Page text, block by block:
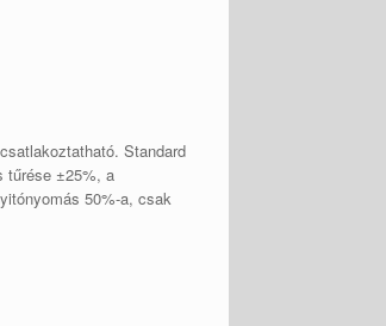
Standard
tűrése ±25%, a
50%-a, csak